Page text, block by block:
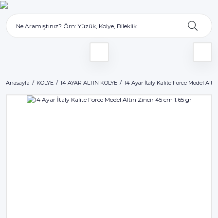
Anasayfa KOLYE 14 AYAR ALTIN KOLYE 14 Ayar İtaly Kalite Force Model